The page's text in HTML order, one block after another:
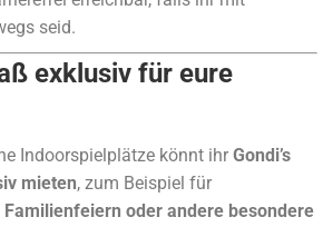
seid.
exklusiv für eure
Indoorspielplätze könnt ihr Gondi’s
mieten, zum Beispiel für
oder andere besondere